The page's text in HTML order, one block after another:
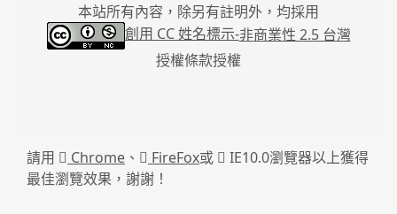
本站所有內容，除另有註明外，均採用
創用 CC 姓名標示-非商業性 2.5 台灣
授權條款授權
請用 Chrome 、 FireFox或
IE10.0瀏覽器以上獲得
最佳瀏覽效果，謝謝！